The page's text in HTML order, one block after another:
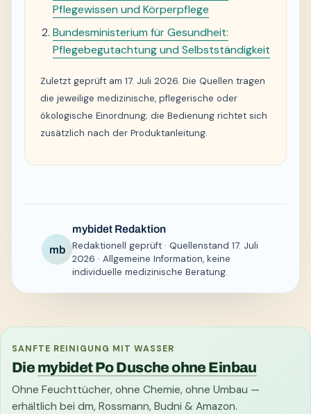
Pflegewissen und Körperpflege
Bundesministerium für Gesundheit:
Pflegebegutachtung und Selbstständigkeit
Zuletzt geprüft am 17. Juli 2026. Die Quellen tragen
die jeweilige medizinische, pflegerische oder
ökologische Einordnung; die Bedienung richtet sich
zusätzlich nach der Produktanleitung.
mb
mybidet Redaktion
Redaktionell geprüft · Quellenstand 17. Juli
2026 · Allgemeine Information, keine
individuelle medizinische Beratung.
SANFTE REINIGUNG MIT WASSER
Die mybidet Po Dusche ohne Einbau
Ohne Feuchttücher, ohne Chemie, ohne Umbau —
erhältlich bei dm, Rossmann, Budni & Amazon.